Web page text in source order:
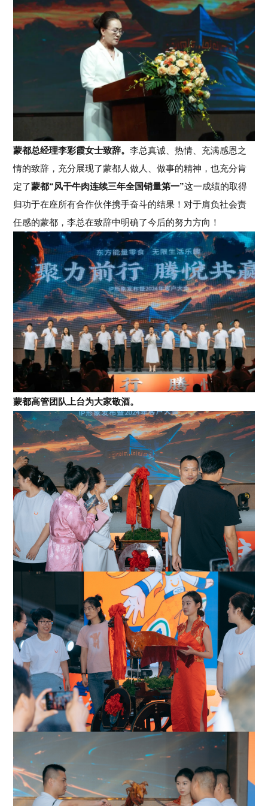
蒙都总经理李彩霞女士致辞。李总真诚、热情、充满感恩之
情的致辞，充分展现了蒙都人做人、做事的精神，也充分肯
定了蒙都“风干牛肉连续三年全国销量第一”这一成绩的取得
归功于在座所有合作伙伴携手奋斗的结果！对于肩负社会责
任感的蒙都，李总在致辞中明确了今后的努力方向！
蒙都高管团队上台为大家敬酒。